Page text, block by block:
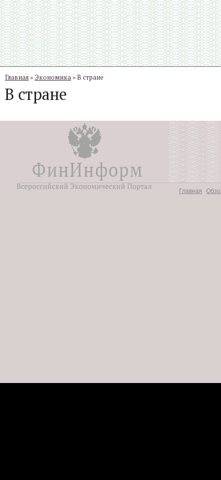
Главная » Экономика » В стране
В стране
Главная